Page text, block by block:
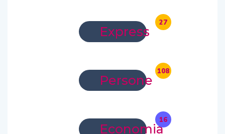
Express
27
Persone
108
Economia
16